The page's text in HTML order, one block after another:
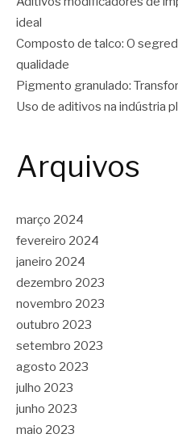
ideal
Composto de talco: O
qualidade
Pigmento granulado:
Uso de aditivos na indústria
Arquivos
março 2024
fevereiro 2024
janeiro 2024
dezembro 2023
novembro 2023
outubro 2023
setembro 2023
agosto 2023
julho 2023
junho 2023
maio 2023